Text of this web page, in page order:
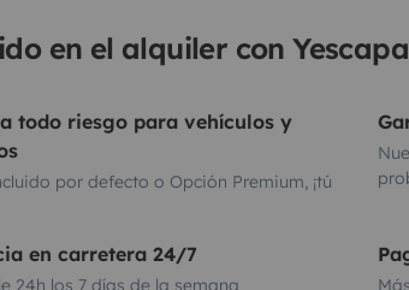
en el alquiler con Yescapa
todo riesgo para vehículos y
por defecto o Opción Premium, ¡tú
en carretera 24/7
24h los 7 días de la semana